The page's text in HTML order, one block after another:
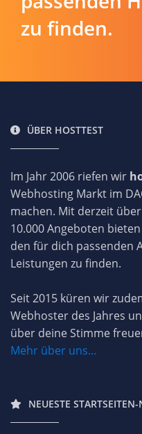
zu finden.
ÜBER HOSTTEST
Im Jahr 2006 riefen wir
Webhosting Markt im
machen. Mit derzeit
10.000 Angeboten
den für dich passenden
Leistungen zu finden.
Seit 2015 küren wir
Webhoster des Jahres
über deine Stimme
Mehr über uns...
NEUESTE STARTSEITEN-